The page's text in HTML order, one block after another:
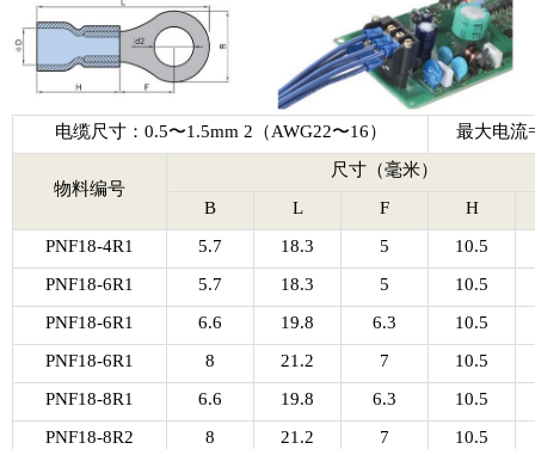
电缆尺寸：0.5〜1.5mm 2（AWG22〜16） 最大电流
物料编号
尺寸（毫米）
B
L F
H
PNF18-4R1
5.7 18.3 5
10.5
PNF18-6R1
5.7 18.3 5
10.5
PNF18-6R1
6.6 19.8 6.3
10.5
PNF18-6R1
8 21.2 7
10.5
PNF18-8R1
6.6 19.8 6.3
10.5
PNF18-8R2
8 21.2 7
10.5